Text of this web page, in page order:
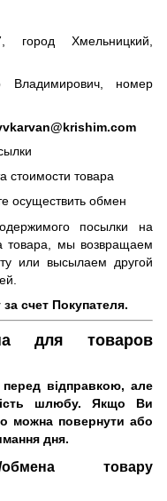
Хмельницкий,
Владимирович, номер
стоимости товара
осуществить обмен
посылки на
товара, мы возвращаем
или высылаем другой
счет Покупателя.
для товаров
відправкою, але
шлюбу.Якщо Ви
можна повернути або
дня.
обмена товару